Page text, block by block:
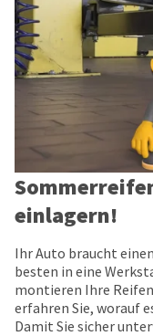
einlagern!
Ihr Auto braucht
besten in eine
montieren Ihre
erfahren Sie, worauf
Damit Sie sicher